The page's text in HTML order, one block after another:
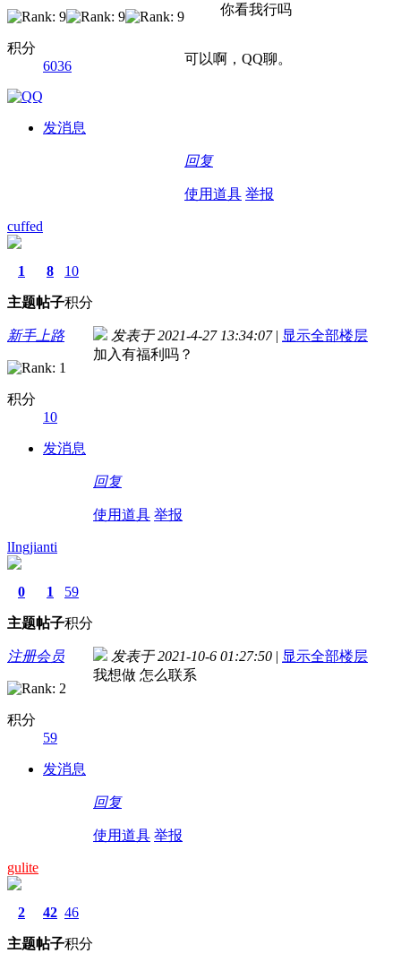
积分
6036
发消息
你看我行吗
可以啊，QQ聊。
回复
使用道具 举报
cuffed
1
主题
8
帖子
10
积分
新手上路
积分
10
发消息
发表于 2021-4-27 13:34:07 | 显示全部楼层
加入有福利吗？
回复
使用道具 举报
lIngjianti
0
主题
1
帖子
59
积分
注册会员
积分
59
发消息
发表于 2021-10-6 01:27:50 | 显示全部楼层
我想做 怎么联系
回复
使用道具 举报
gulite
2
主题
42
帖子
46
积分